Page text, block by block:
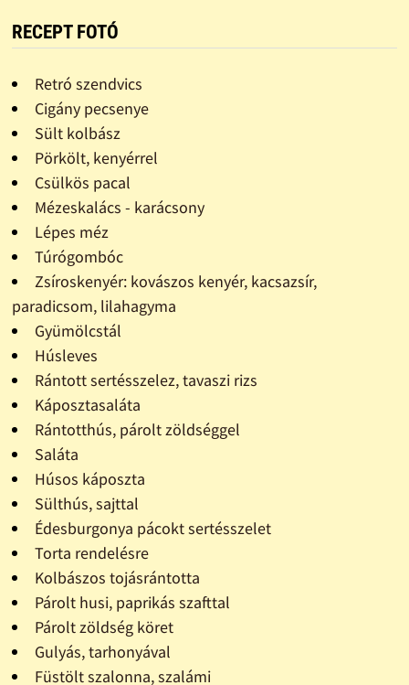
RECEPT FOTÓ
Retró szendvics
Cigány pecsenye
Sült kolbász
Pörkölt, kenyérrel
Csülkös pacal
Mézeskalács - karácsony
Lépes méz
Túrógombóc
Zsíroskenyér: kovászos kenyér, kacsazsír,
paradicsom, lilahagyma
Gyümölcstál
Húsleves
Rántott sertésszelez, tavaszi rizs
Káposztasaláta
Rántotthús, párolt zöldséggel
Saláta
Húsos káposzta
Sülthús, sajttal
Édesburgonya pácokt sertésszelet
Torta rendelésre
Kolbászos tojásrántotta
Párolt husi, paprikás szafttal
Párolt zöldség köret
Gulyás, tarhonyával
Füstölt szalonna, szalámi